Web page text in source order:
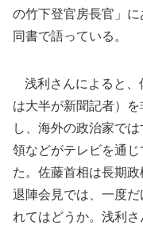
の竹下登官房長官」
同書で語っている。
浅利さんによると、
は大半が新聞記者）
し、海外の政治家で
領などがテレビを通
た。佐藤首相は長期政
退陣会見では、一度
れてはどうか。浅利